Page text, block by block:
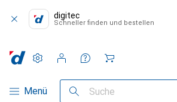
digitec
Schneller finden und bestellen
Navigation nach Kategorien
Menü Suche
Einstellungen
Kundenkonto
Vergleichslisten
Merklisten
Warenkorb